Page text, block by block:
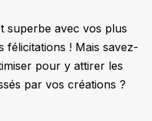
superbe avec vos plus
félicitations ! Mais savez-
pour y attirer les
par vos créations ?